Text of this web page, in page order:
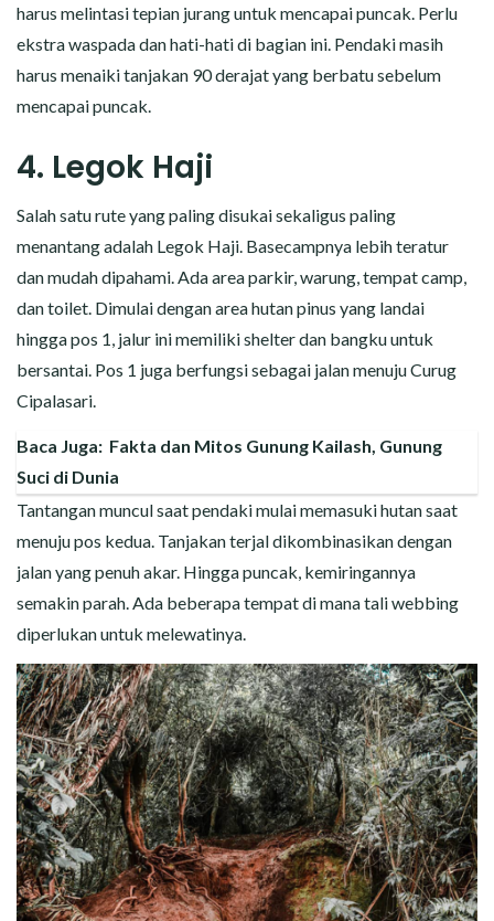
harus melintasi tepian jurang untuk mencapai puncak. Perlu
ekstra waspada dan hati-hati di bagian ini. Pendaki masih
harus menaiki tanjakan 90 derajat yang berbatu sebelum
mencapai puncak.
4. Legok Haji
Salah satu rute yang paling disukai sekaligus paling
menantang adalah Legok Haji. Basecampnya lebih teratur
dan mudah dipahami. Ada area parkir, warung, tempat camp,
dan toilet. Dimulai dengan area hutan pinus yang landai
hingga pos 1, jalur ini memiliki shelter dan bangku untuk
bersantai. Pos 1 juga berfungsi sebagai jalan menuju Curug
Cipalasari.
Baca Juga: Fakta dan Mitos Gunung Kailash, Gunung
Suci di Dunia
Tantangan muncul saat pendaki mulai memasuki hutan saat
menuju pos kedua. Tanjakan terjal dikombinasikan dengan
jalan yang penuh akar. Hingga puncak, kemiringannya
semakin parah. Ada beberapa tempat di mana tali webbing
diperlukan untuk melewatinya.